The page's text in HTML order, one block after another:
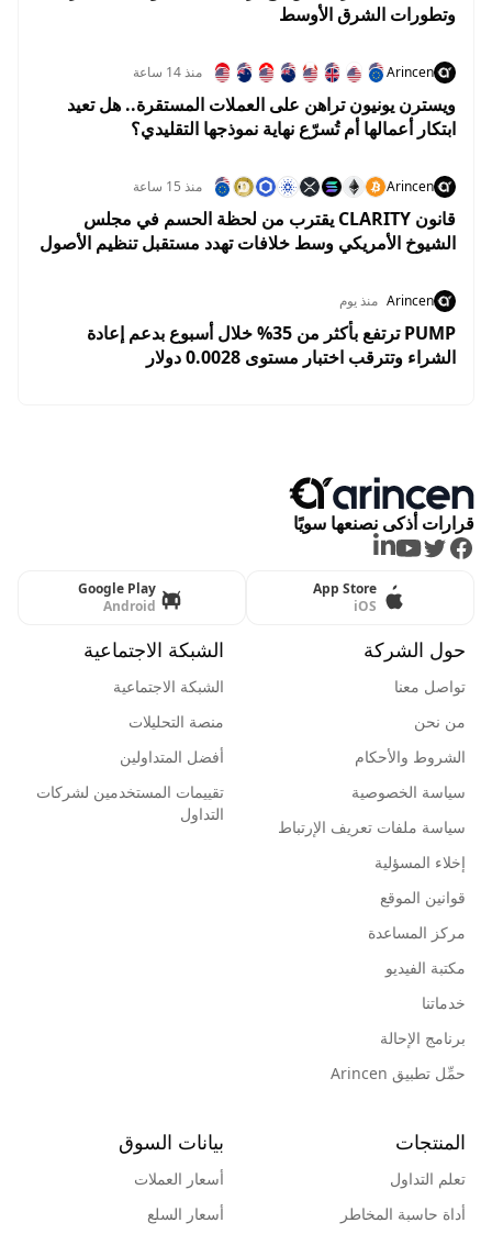
وتطورات الشرق الأوسط
Arincen منذ 14 ساعة
ويسترن يونيون تراهن على العملات المستقرة.. هل تعيد
ابتكار أعمالها أم تُسرّع نهاية نموذجها التقليدي؟
Arincen منذ 15 ساعة
قانون CLARITY يقترب من لحظة الحسم في مجلس
الشيوخ الأمريكي وسط خلافات تهدد مستقبل تنظيم الأصول
Arincen منذ يوم
PUMP ترتفع بأكثر من 35% خلال أسبوع بدعم إعادة
الشراء وتترقب اختبار مستوى 0.0028 دولار
قرارات أذكى نصنعها سويًا
Facebook
Twitter
Youtube
LinkedIn
App Store
iOS
Google Play
Android
حول الشركة
تواصل معنا
من نحن
الشروط والأحكام
سياسة الخصوصية
سياسة ملفات تعريف الإرتباط
إخلاء المسؤلية
قوانين الموقع
مركز المساعدة
مكتبة الفيديو
خدماتنا
برنامج الإحالة
حمِّل تطبيق Arincen
الشبكة الاجتماعية
الشبكة الاجتماعية
منصة التحليلات
أفضل المتداولين
تقييمات المستخدمين لشركات
التداول
المنتجات
تعلم التداول
أداة حاسبة المخاطر
بيانات السوق
أسعار العملات
أسعار السلع